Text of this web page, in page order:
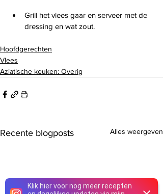
Klik hier voor nog meer recepten
Grill het vlees gaar en serveer met de
dressing en wat zout.
Hoofdgerechten
Vlees
Aziatische keuken: Overig
Recente blogposts Alles weergeven